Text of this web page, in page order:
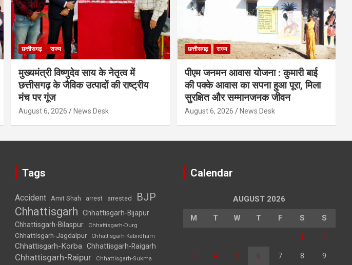
छत्तीसगढ़ राज्य
मुख्यमंत्री विष्णुदेव साय के नेतृत्व में
छत्तीसगढ़ के जैविक उत्पादों की राष्ट्रीय
मंच पर गूंज
August 6, 2026 News Desk
छत्तीसगढ़ राज्य
पीएम जनमन आवास योजना : कुमारी बाई
की पक्के आवास का सपना हुआ पूरा, मिला
सुरक्षित और सम्मानजनक जीवन
August 6, 2026 News Desk
Tags
Accident Amit Shah arrest arrested BJP
Chhattisgarh
Chhattisgarh-Bijapur
Chhattisgarh-Bilaspur
Chhattisgarh-Durg
Chhattisgarh-Jagdalpur Chhattisgarh-Kabirdham
Chhattisgarh-Korba Chhattisgarh-Raigarh
Chhattisgarh-Raipur
Chhattisgarh-Sukma
Calendar
AUGUST 2026
M T W T F S S
1 2
3 4 5 6 7 8 9